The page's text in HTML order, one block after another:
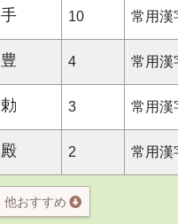
手 10 常用漢
豊 4 常用漢
勅 3 常用漢
殿 2 常用漢
他おすすめ